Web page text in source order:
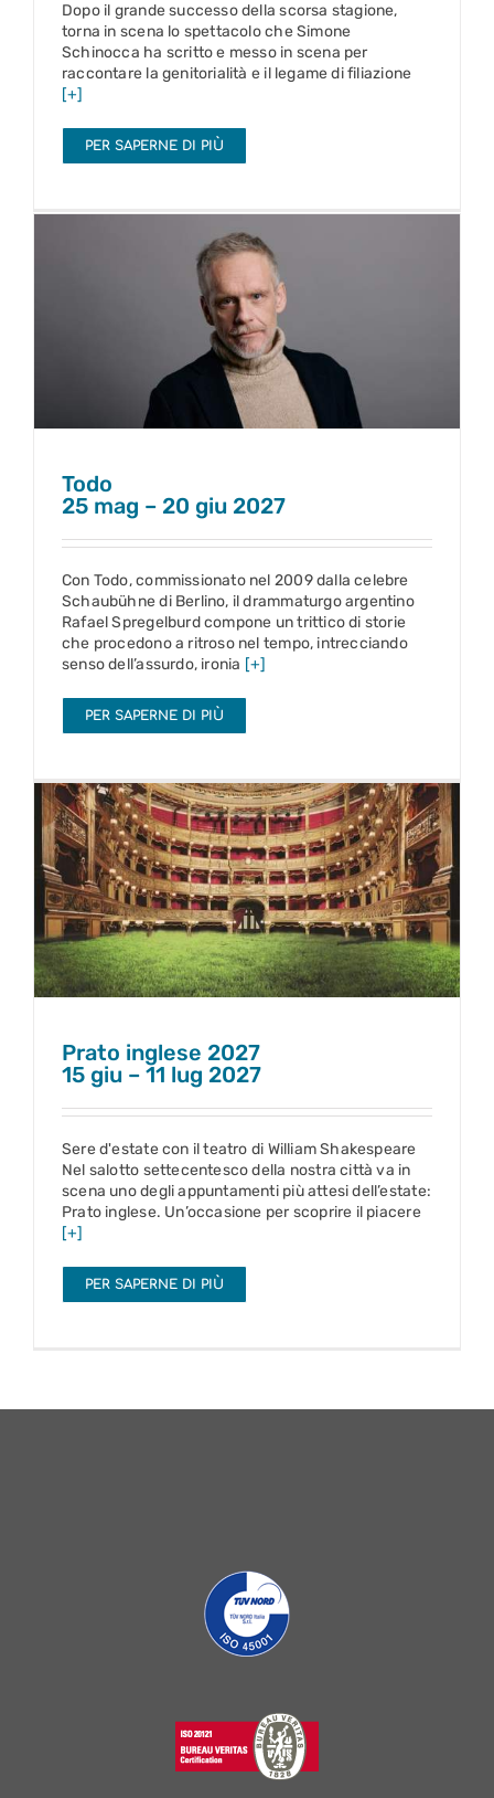
Dopo il grande successo della scorsa stagione,
torna in scena lo spettacolo che Simone
Schinocca ha scritto e messo in scena per
raccontare la genitorialità e il legame di filiazione
[+]
PER SAPERNE DI PIÙ
Todo
25 mag – 20 giu 2027
Todo
25 mag – 20 giu 2027
Con Todo, commissionato nel 2009 dalla celebre
Schaubühne di Berlino, il drammaturgo argentino
Rafael Spregelburd compone un trittico di storie
che procedono a ritroso nel tempo, intrecciando
senso dell’assurdo, ironia [+]
PER SAPERNE DI PIÙ
Prato inglese 2027
15 giu – 11 lug 2027
Prato inglese 2027
15 giu – 11 lug 2027
Sere d'estate con il teatro di William Shakespeare
Nel salotto settecentesco della nostra città va in
scena uno degli appuntamenti più attesi dell’estate:
Prato inglese. Un’occasione per scoprire il piacere
[+]
PER SAPERNE DI PIÙ